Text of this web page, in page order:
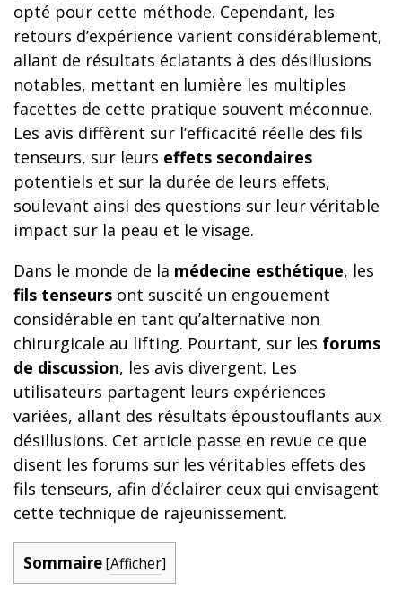
opté pour cette méthode. Cependant, les
retours d’expérience varient considérablement,
allant de résultats éclatants à des désillusions
notables, mettant en lumière les multiples
facettes de cette pratique souvent méconnue.
Les avis diffèrent sur l’efficacité réelle des fils
tenseurs, sur leurs effets secondaires
potentiels et sur la durée de leurs effets,
soulevant ainsi des questions sur leur véritable
impact sur la peau et le visage.
Dans le monde de la médecine esthétique, les
fils tenseurs ont suscité un engouement
considérable en tant qu’alternative non
chirurgicale au lifting. Pourtant, sur les forums
de discussion, les avis divergent. Les
utilisateurs partagent leurs expériences
variées, allant des résultats époustouflants aux
désillusions. Cet article passe en revue ce que
disent les forums sur les véritables effets des
fils tenseurs, afin d’éclairer ceux qui envisagent
cette technique de rajeunissement.
Sommaire[Afficher]